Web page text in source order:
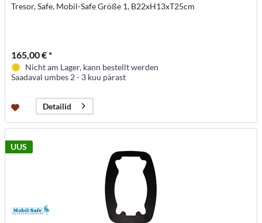
Tresor, Safe, Mobil-Safe Größe 1, B22xH13xT25cm
165,00 € *
Nicht am Lager, kann bestellt werden
Saadaval umbes 2 - 3 kuu pärast
Detailid
UUS